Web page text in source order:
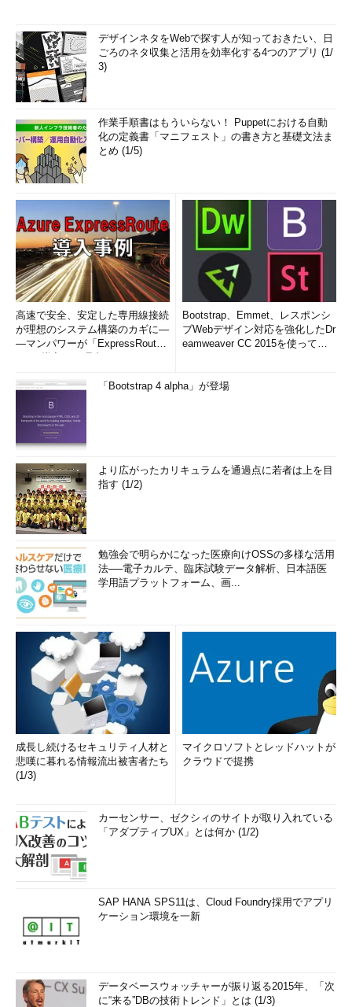
デザインネタをWebで探す人が知っておきたい、日
ごろのネタ収集と活用を効率化する4つのアプリ (1/
3)
作業手順書はもういらない！ Puppetにおける自動
化の定義書「マニフェスト」の書き方と基礎文法ま
とめ (1/5)
高速で安全、安定した専用線接続
が理想のシステム構築のカギに―
―マンパワーが「ExpressRout
Bootstrap、Emmet、レスポンシ
ブWebデザイン対応を強化したDr
eamweaver CC 2015を使って
「Bootstrap 4 alpha」が登場
より広がったカリキュラムを通過点に若者は上を目
指す (1/2)
勉強会で明らかになった医療向けOSSの多様な活用
法──電子カルテ、臨床試験データ解析、日本語医
学用語プラットフォーム、画...
成長し続けるセキュリティ人材と
悲嘆に暮れる情報流出被害者たち
(1/3)
マイクロソフトとレッドハットが
クラウドで提携
カーセンサー、ゼクシィのサイトが取り入れている
「アダプティブUX」とは何か (1/2)
SAP HANA SPS11は、Cloud Foundry採用でアプリ
ケーション環境を一新
データベースウォッチャーが振り返る2015年、「次
に“来る”DBの技術トレンド」とは (1/3)